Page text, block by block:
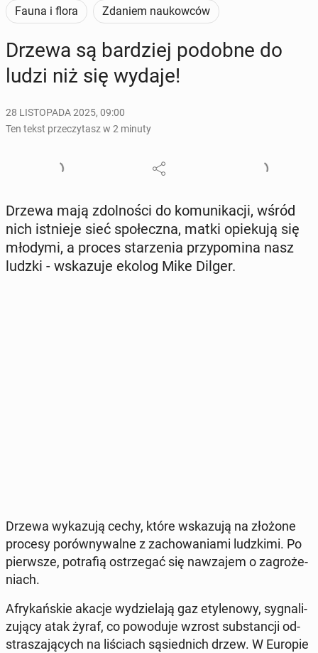
Fauna i flora Zdaniem naukowców
Drzewa są bar­dziej podobne do
ludzi niż się wydaje!
28 LISTOPADA 2025, 09:00
Ten tekst przeczytasz w 2 minuty
Drzewa mają zdol­no­ści do ko­mu­ni­ka­cji, wśród
nich ist­nie­je sieć spo­łecz­na, matki opie­ku­ją się
młodymi, a proces sta­rze­nia przy­po­mi­na nasz
ludzki - wska­zu­je ekolog Mike Dilger.
Drzewa wy­ka­zu­ją cechy, które wska­zu­ją na złożone
procesy po­rów­ny­wal­ne z za­cho­wa­nia­mi ludz­ki­mi. Po
pierw­sze, po­tra­fią ostrze­gać się na­wza­jem o za­gro­że­
niach.
Afry­kań­skie akacje wy­dzie­la­ją gaz ety­le­no­wy, sy­gna­li­
zu­ją­cy atak żyraf, co po­wo­du­je wzrost sub­stan­cji od­
stra­sza­ją­cych na li­ściach są­sied­nich drzew. W Europie